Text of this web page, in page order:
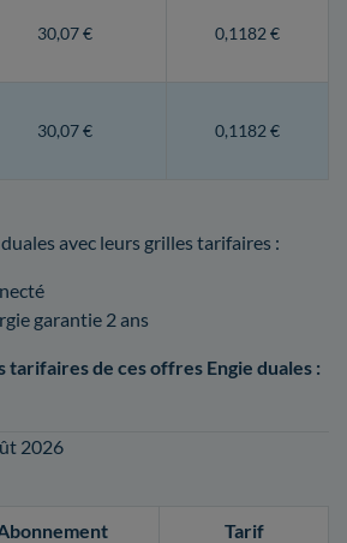
30,07 € 0,1182 €
30,07 € 0,1182 €
avec leurs grilles tarifaires :
garantie 2 ans
tarifaires de ces offres Engie duales :
2026
Tarif